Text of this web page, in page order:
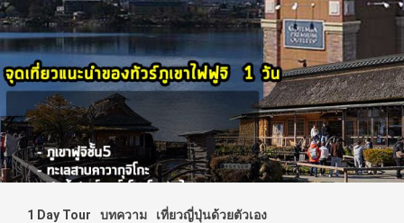
1 Day Tour บทความ เที่ยวญี่ปุ่นด้วยตัวเอง
ภาพประทับใจ